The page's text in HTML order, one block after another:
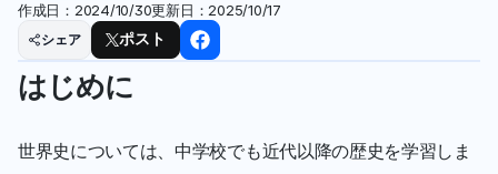
作成日： 2024/10/30更新日： 2025/10/17
シェア ポスト
はじめに
世界史については、中学校でも近代以降の歴史を学習しま